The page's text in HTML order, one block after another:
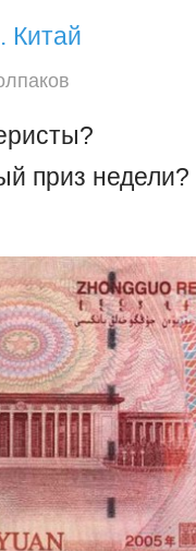
Китай
приз недели?